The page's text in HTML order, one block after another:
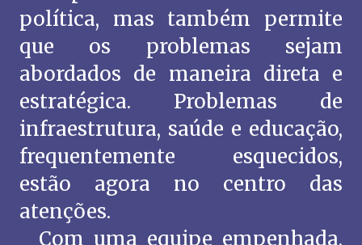
política, mas também permite
que os problemas sejam
abordados de maneira direta e
estratégica. Problemas de
infraestrutura, saúde e educação,
frequentemente esquecidos,
estão agora no centro das
atenções.
Com uma equipe empenhada,